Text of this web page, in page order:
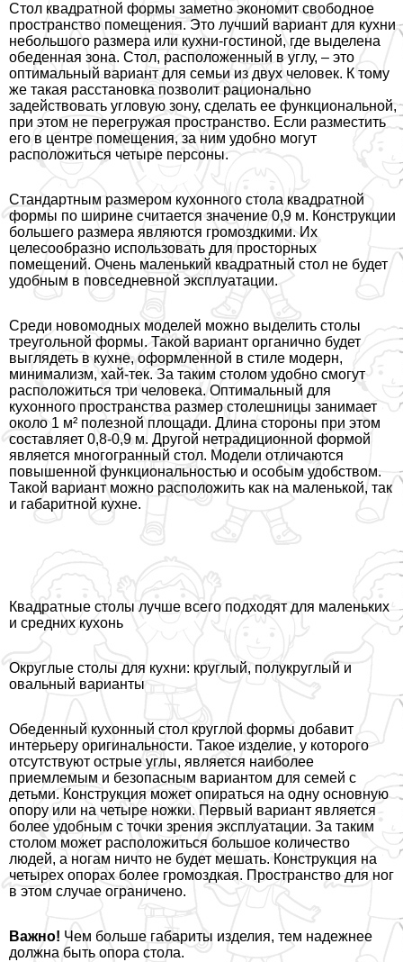
Стол квадратной формы заметно экономит свободное
прострaнcтво помещения. Это лучший вариант для кухни
небольшого размера или кухни-гостиной, где выделена
обеденная зона. Стол, расположенный в углу, – это
оптимальный вариант для семьи из двух человек. К тому
же такая расстановка позволит рационально
задействовать угловую зону, сделать ее функциональной,
при этом не перегружая прострaнcтво. Если разместить
его в центре помещения, за ним удобно могут
расположиться четыре персоны.
Стандартным размером кухонного стола квадратной
формы по ширине считается значение 0,9 м. Конструкции
большего размера являются громоздкими. Их
целесообразно использовать для просторных
помещений. Очень маленький квадратный стол не будет
удобным в повседневной эксплуатации.
Среди новомодных моделей можно выделить столы
треугольной формы. Такой вариант органично будет
выглядеть в кухне, оформленной в стиле модерн,
минимализм, хай-тек. За таким столом удобно смогут
расположиться три человека. Оптимальный для
кухонного прострaнcтва размер столешницы занимает
около 1 м² полезной площади. Длина стороны при этом
составляет 0,8-0,9 м. Другой нетрадиционной формой
является многогранный стол. Модели отличаются
повышенной функциональностью и особым удобством.
Такой вариант можно расположить как на маленькой, так
и габаритной кухне.
Квадратные столы лучше всего подходят для маленьких
и средних кухонь
Округлые столы для кухни: круглый, полукруглый и
овальный варианты
Обеденный кухонный стол круглой формы добавит
интерьеру оригинальности. Такое изделие, у которого
отсутствуют острые углы, является наиболее
приемлемым и безопасным вариантом для семей с
детьми. Конструкция может опираться на одну основную
опору или на четыре ножки. Первый вариант является
более удобным с точки зрения эксплуатации. За таким
столом может расположиться большое количество
людей, а ногам ничто не будет мешать. Конструкция на
четырех опорах более громоздкая. Прострaнcтво для ног
в этом случае ограничено.
Важно! Чем больше габариты изделия, тем надежнее
должна быть опора стола.